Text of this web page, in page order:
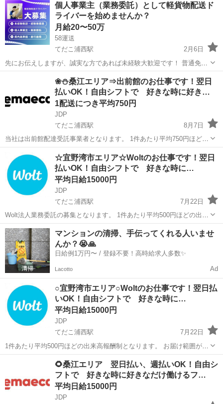
個人事業主（業務委託）として軽貨物配送ド
ライバーを始めませんか？
月給20〜50万
58運送
てだこ浦西駅
2月6日
先にお伝えしますが、誠実な方であれば未経験大歓迎です！ 普通免許
さえあればどなたでもできるお仕事です♪ 大手配送企業からのお仕事
なので安定しています。 軽貨物業務委託とは個人事業主扱いのため、
会社からのサポートが...
てだこ浦西駅 物流 個人事業主
❀⛄桑江エリア⇒出前館のお仕事です！翌日
払いOK！自由シフトで 好きな時に好き…
1配送につき平均750円
JDP
てだこ浦西駅
8月7日
当社は出前館配達受託事業者となります。 1件あたり平均750円ほどの
出来高報酬制となります。 お届け範囲が片道10分程度のデリバリーば
かりです。 短時間でたくさんの件数を配達したい方にも、近所で気軽
に配...
てだこ浦西駅 配送 出前館
☆宜野湾市エリア☆Woltのお仕事です！翌日
払いOK！自由シフトで 好きな時に…
平均日給15000円
JDP
てだこ浦西駅
7月22日
Wolt法人業務委託の募集となります。 1件あたり平均500円ほどの出来
高報酬制となります。 お届け範囲が片道10分程度のデリバリーばかり
です。 短時間でたくさんの件数を配達したい方にも、近所で気軽に
配...
沖縄 宜野湾市 てだこ浦西駅 配送 貨物
マンションの清掃、手伝ってくれる人いませ
んか？😭🙏
日給例1万円〜 / 登録不要！高時給求人多数✨
Lacotto Ad
○宜野湾市エリア○Woltのお仕事です！翌日払
いOK！自由シフトで 好きな時に…
平均日給15000円
JDP
てだこ浦西駅
7月22日
1件あたり平均500円ほどの出来高報酬制となります。 お届け範囲が片
道10分程度のデリバリーばかりです。 短時間でたくさんの件数を配達
したい方にも、近所で気軽に配達したい方にも便利です。 原付・バイ
宜野湾市 てだこ浦西駅 配送 1件
🌻桑江エリア 翌日払い、週払いOK！自由シ
フトで 好きな時に好きなだけ働けるフ…
平均日給15000円
JDP